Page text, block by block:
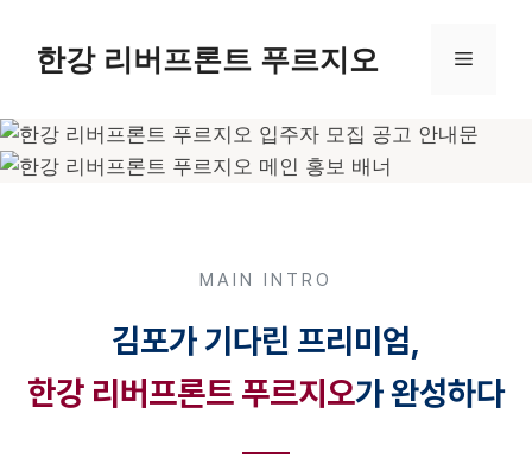
건
너
한강 리버프론트 푸르지오 메
뉴
MAIN INTRO
김포가 기다린 프리미엄,
한강 리버프론트 푸르지오가 완성하다